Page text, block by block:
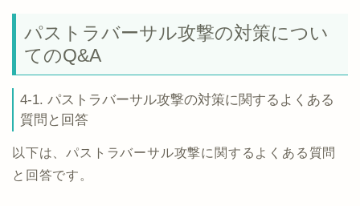
パストラバーサル攻撃の対策につい
てのQ&A
4-1. パストラバーサル攻撃の対策に関するよくある
質問と回答
以下は、パストラバーサル攻撃に関するよくある質問
と回答です。